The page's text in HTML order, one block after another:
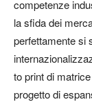
competenze
la sfida dei
perfettamente si
to print di
progetto di